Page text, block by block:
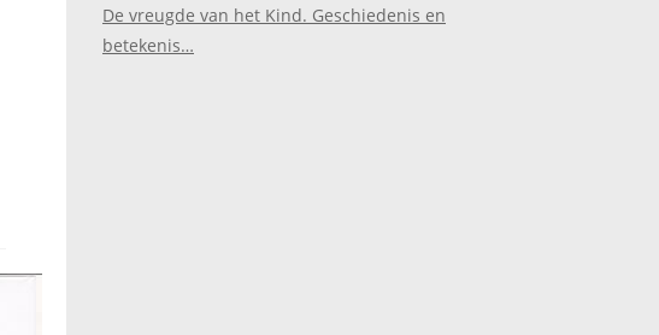
De vreugde van het Kind. Geschiedenis en
betekenis…